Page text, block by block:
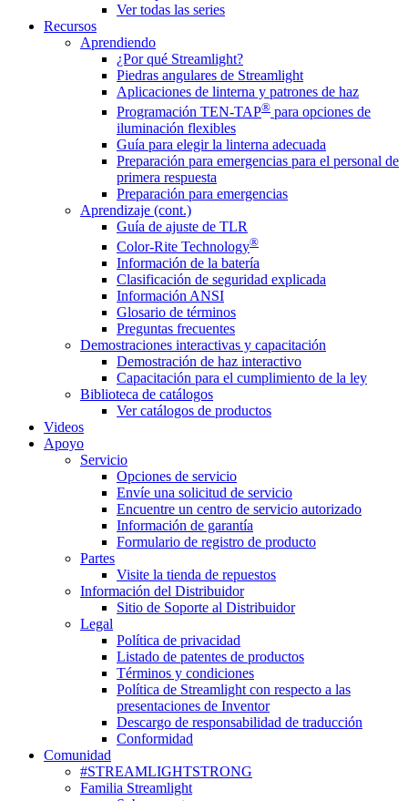
Ver todas las series
Recursos
Aprendiendo
¿Por qué Streamlight?
Piedras angulares de Streamlight
Aplicaciones de linterna y patrones de haz
Programación TEN-TAP® para opciones de
iluminación flexibles
Guía para elegir la linterna adecuada
Preparación para emergencias para el personal de
primera respuesta
Preparación para emergencias
Aprendizaje (cont.)
Guía de ajuste de TLR
Color-Rite Technology®
Información de la batería
Clasificación de seguridad explicada
Información ANSI
Glosario de términos
Preguntas frecuentes
Demostraciones interactivas y capacitación
Demostración de haz interactivo
Capacitación para el cumplimiento de la ley
Biblioteca de catálogos
Ver catálogos de productos
Videos
Apoyo
Servicio
Opciones de servicio
Envíe una solicitud de servicio
Encuentre un centro de servicio autorizado
Información de garantía
Formulario de registro de producto
Partes
Visite la tienda de repuestos
Información del Distribuidor
Sitio de Soporte al Distribuidor
Legal
Política de privacidad
Listado de patentes de productos
Términos y condiciones
Política de Streamlight con respecto a las
presentaciones de Inventor
Descargo de responsabilidad de traducción
Conformidad
Comunidad
#STREAMLIGHTSTRONG
Familia Streamlight